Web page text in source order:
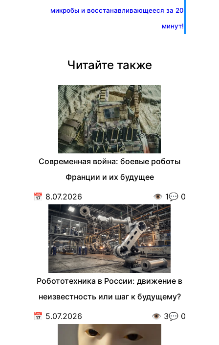
микробы и восстанавливающееся за 20
минут!
Читайте также
Современная война: боевые роботы
Франции и их будущее
📅 8.07.2026 👁️ 1💬 0
Робототехника в России: движение в
неизвестность или шаг к будущему?
📅 5.07.2026 👁️ 3💬 0